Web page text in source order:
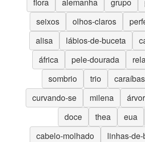
seixos
olhos-claros
alisa
lábios-de-buceta
áfrica
pele-dourada
sombrio
trio caraíbas
curvando-se
milena
doce
thea eua
cabelo-molhado
linhas-